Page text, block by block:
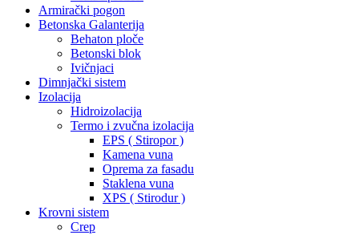
Armirački pogon
Betonska Galanterija
Behaton ploče
Betonski blok
Ivičnjaci
Dimnjački sistem
Izolacija
Hidroizolacija
Termo i zvučna izolacija
EPS ( Stiropor )
Kamena vuna
Oprema za fasadu
Staklena vuna
XPS ( Stirodur )
Krovni sistem
Crep